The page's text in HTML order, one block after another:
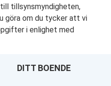
tillsynsmyndigheten,
göra om du tycker att vi
i enlighet med
DITT BOENDE